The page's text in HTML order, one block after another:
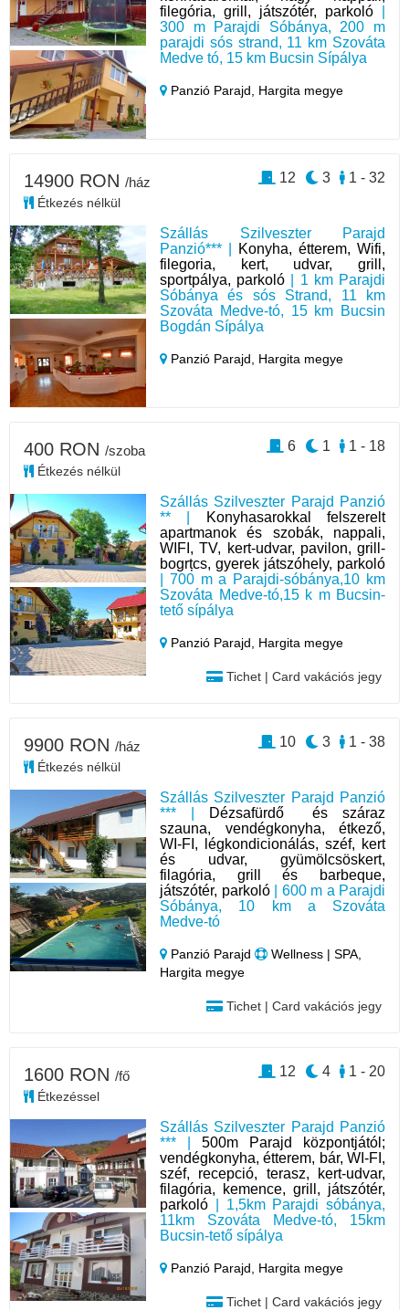
filegória, grill, játszótér, parkoló
300 m Parajdi Sóbánya, 200 m
parajdi sós strand, 11 km Szováta
Medve tó, 15 km Bucsin Sípálya
Panzió Parajd, Hargita megye
Szállás Szilveszter Parajd
Panzió*** |
Konyha, étterem, Wifi,
filegoria, kert, udvar, grill,
sportpálya, parkoló | 1 km Parajdi
Sóbánya és sós Strand, 11 km
Szováta Medve-tó, 15 km Bucsin
Bogdán Sípálya
Panzió Parajd, Hargita megye
14900 RON /ház
Étkezés nélkül
1 - 32
3
12
Szállás Szilveszter Parajd Panzió
** |
Konyhasarokkal felszerelt
apartmanok és szobák, nappali,
WIFI, TV, kert-udvar, pavilon, grill-
bogrțcs, gyerek játszóhely, parkoló
| 700 m a Parajdi-sóbánya,10 km
Szováta Medve-tó,15 k m Bucsin-
tető sípálya
Panzió Parajd, Hargita megye
Tichet | Card vakációs jegy
400 RON /szoba
Étkezés nélkül
1 - 18
1
6
Szállás Szilveszter Parajd Panzió
*** |
Dézsafürdő és száraz
szauna, vendégkonyha, étkező,
WI-FI, légkondicionálás, széf, kert
és udvar, gyümölcsöskert,
filagória, grill és barbeque,
játszótér, parkoló| 600 m a Parajdi
Sóbánya, 10 km a Szováta
Medve-tó
Panzió Parajd
Wellness | SPA,
Hargita megye
Tichet | Card vakációs jegy
9900 RON /ház
Étkezés nélkül
1 - 38
3
10
Szállás Szilveszter Parajd Panzió
*** |500m Parajd központjától;
vendégkonyha, étterem, bár, WI-FI,
széf, recepció, terasz, kert-udvar,
filagória, kemence, grill, játszótér,
parkoló | 1,5km Parajdi sóbánya,
11km Szováta Medve-tó, 15km
Bucsin-tető sípálya
Panzió Parajd, Hargita megye
Tichet | Card vakációs jegy
1600 RON /fő
Étkezéssel
1 - 20
4
12